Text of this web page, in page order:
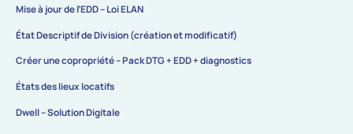
Mise à jour de l’EDD – Loi ELAN
État Descriptif de Division (création et modificatif)
Créer une copropriété – Pack DTG + EDD + diagnostics
États des lieux locatifs
Dwell – Solution Digitale